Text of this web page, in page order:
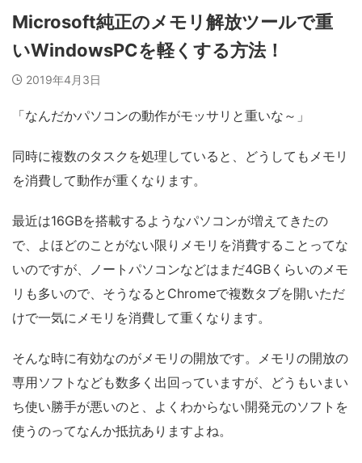
Microsoft純正のメモリ解放ツールで重
いWindowsPCを軽くする方法！
2019年4月3日
「なんだかパソコンの動作がモッサリと重いな～」
同時に複数のタスクを処理していると、どうしてもメモリ
を消費して動作が重くなります。
最近は16GBを搭載するようなパソコンが増えてきたの
で、よほどのことがない限りメモリを消費することってな
いのですが、ノートパソコンなどはまだ4GBくらいのメモ
リも多いので、そうなるとChromeで複数タブを開いただ
けで一気にメモリを消費して重くなります。
そんな時に有効なのがメモリの開放です。メモリの開放の
専用ソフトなども数多く出回っていますが、どうもいまい
ち使い勝手が悪いのと、よくわからない開発元のソフトを
使うのってなんか抵抗ありますよね。